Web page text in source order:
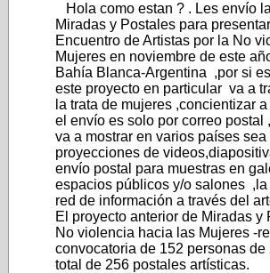
Hola como estan ? . Les envío
Miradas y Postales para
Encuentro de Artistas por la No
Mujeres en noviembre de este
Bahía Blanca-Argentina ,por si
este proyecto en particular va a
la trata de mujeres ,concientizar
el envío es solo por correo postal
va a mostrar en varios países
proyecciones de
envío postal para muestras en
espacios públicos y/o salones ,la
red de información a través del
El proyecto anterior de Miradas y
No violencia hacia las Mujeres -
convocatoria de 152 personas de
total de 256 postales artísticas.